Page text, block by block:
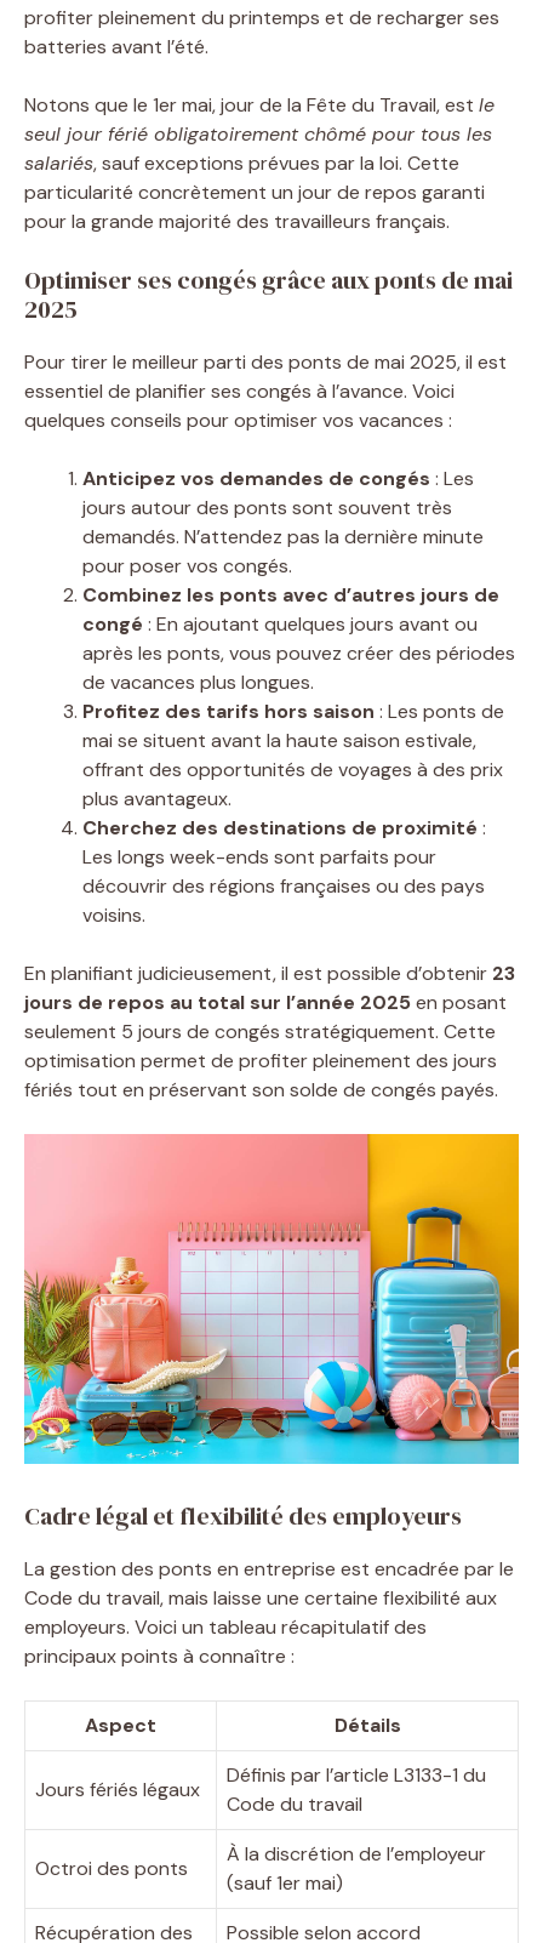
profiter pleinement du printemps et de recharger ses
batteries avant l’été.
Notons que le 1er mai, jour de la Fête du Travail, est le
seul jour férié obligatoirement chômé pour tous les
salariés, sauf exceptions prévues par la loi. Cette
particularité concrètement un jour de repos garanti
pour la grande majorité des travailleurs français.
Optimiser ses congés grâce aux ponts de mai
2025
Pour tirer le meilleur parti des ponts de mai 2025, il est
essentiel de planifier ses congés à l’avance. Voici
quelques conseils pour optimiser vos vacances :
Anticipez vos demandes de congés : Les
jours autour des ponts sont souvent très
demandés. N’attendez pas la dernière minute
pour poser vos congés.
Combinez les ponts avec d’autres jours de
congé : En ajoutant quelques jours avant ou
après les ponts, vous pouvez créer des périodes
de vacances plus longues.
Profitez des tarifs hors saison : Les ponts de
mai se situent avant la haute saison estivale,
offrant des opportunités de voyages à des prix
plus avantageux.
Cherchez des destinations de proximité :
Les longs week-ends sont parfaits pour
découvrir des régions françaises ou des pays
voisins.
En planifiant judicieusement, il est possible d’obtenir 23
jours de repos au total sur l’année 2025en posant
seulement 5 jours de congés stratégiquement. Cette
optimisation permet de profiter pleinement des jours
fériés tout en préservant son solde de congés payés.
Cadre légal et flexibilité des employeurs
La gestion des ponts en entreprise est encadrée par le
Code du travail, mais laisse une certaine flexibilité aux
employeurs. Voici un tableau récapitulatif des
principaux points à connaître :
Aspect Détails
Jours fériés légaux
Définis par l’article L3133-1 du
Code du travail
Octroi des ponts
À la discrétion de l’employeur
(sauf 1er mai)
Récupération des
Possible selon accord